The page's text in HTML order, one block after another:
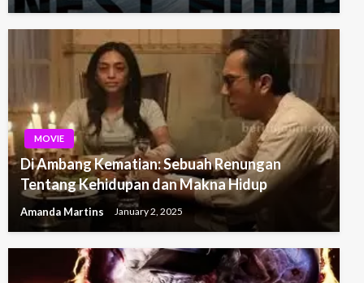
MOVIE
Di Ambang Kematian: Sebuah Renungan
Tentang Kehidupan dan Makna Hidup
Amanda Martins January 2, 2025